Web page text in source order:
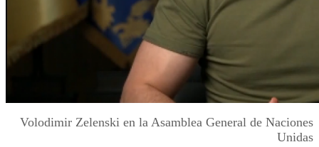
Volodimir Zelenski en la Asamblea General de Naciones
Unidas